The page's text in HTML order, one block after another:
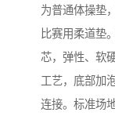
为普通体操垫
比赛用柔道垫
芯，弹性、软
工艺，底部加
连接。标准场